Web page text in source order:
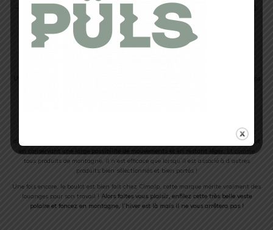
style et esthétique, côté pratique (poches zippées, capuche, renforts kevlar),
confort, isolation, possibilité de mouvements, le prix.
– les – :
il n’y en a pas vraiment, à condition d’avoir bien compris l’utilisation de
cette polaire ! Par exemple, elle ne tient pas assez chaud pour être portée comme
Vous l’aurez compris, ce produit m’a entièrement satisfait, il répond très bien aux
différentes problématiques que posent un textile montagne, à savoir tenir chaud tout
tous produits de montagne, il n’est efficace que lorsqu’il est associé à d’autres
produits bien sélectionnés et bien portés !
Une fois encore, le boulot est bien fait chez Cimalp, cette marque mérite vraiment des
louanges pour son travail ! Alors faites vous plaisir, enfilez cette très belle veste
polaire et foncez en montagne, l’hiver est là mais il ne vous arrêtera pas !